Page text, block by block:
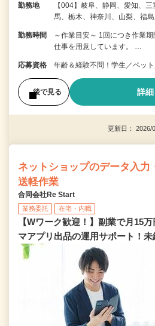
勤務地
【004】岐阜、静岡、愛知、
馬、栃木、神奈川、山梨、福
勤務時間
～作業目安～ 1回につき作業
仕事を用意しています。 …
応募資格 年齢＆経験不問！学生／ペット
後で見る 詳
更新日：
ネットショップのデータ入力
送軽作業
合同会社Re Start
業務委託 在宅・内職
【Wワーク歓迎！】副業で月15
マアプリ出品の運用サポート！